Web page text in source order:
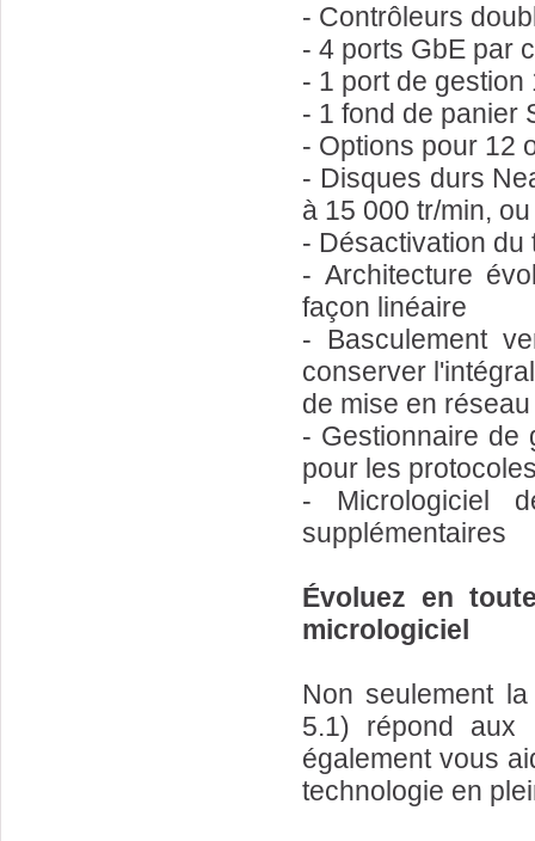
- Contrôleurs
- 4 ports GbE par
- 1 port de
- 1 fond de panier
- Options pour 12
- Disques durs
à 15 000 tr/min,
- Désactivation
- Architecture
façon linéaire
- Basculement
conserver
de mise en réseau
- Gestionnaire de
pour les
- Micrologiciel
supplémentaires
Évoluez en
micrologiciel
Non seulement
5.1) répond aux
également vous
technologie en